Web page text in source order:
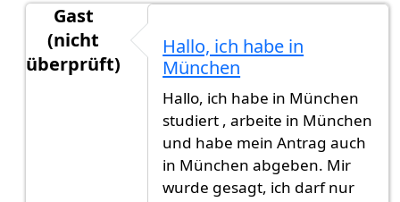
Gast
(nicht
überprüft)
Hallo, ich habe in
München
Hallo, ich habe in München
studiert , arbeite in München
und habe mein Antrag auch
in München abgeben. Mir
wurde gesagt, ich darf nur